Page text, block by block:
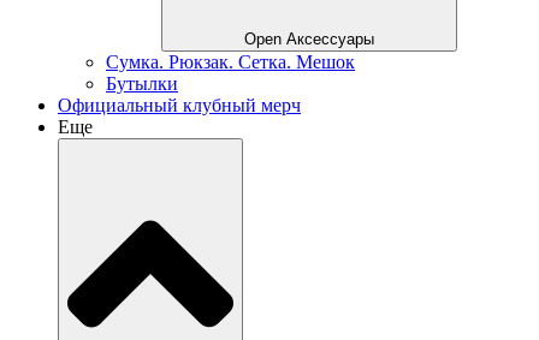
Open Аксессуары
Сумка. Рюкзак. Сетка. Мешок
Бутылки
Официальный клубный мерч
Еще